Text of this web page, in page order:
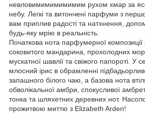
невловимимимимимим рухом хмар за
небу. Легкі та витончені парфуми з
вам приплив радості та натхнення,
будь-яку мрію в реальність.
Початкова нота парфумерної композиції
соковитого мандарина, прохолодних
мускатної шавлії та свіжого папороті. У
млосний ірис в обрамленні
запашного білого чаю, а базова нота
обволікальної амбри, спокусливої
тонка та шляхетних деревних нот.
прожитвою миттю з Elizabeth Arden!